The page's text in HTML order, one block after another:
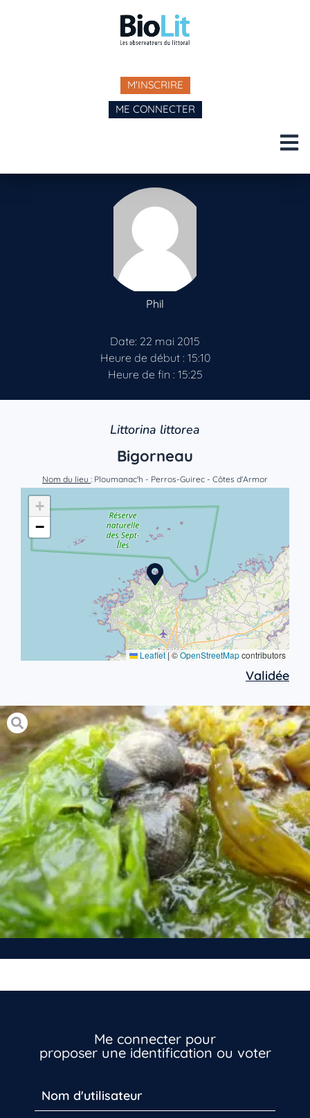
M'INSCRIRE
ME CONNECTER
Phil
Date: 22 mai 2015
Heure de début : 15:10
Heure de fin : 15:25
Littorina littorea
Bigorneau
Nom du lieu : Ploumanac'h - Perros-Guirec - Côtes d'Armor
+
−
Leaflet |©OpenStreetMapcontributors
Validée
Me connecter pour
proposer une identification ou voter